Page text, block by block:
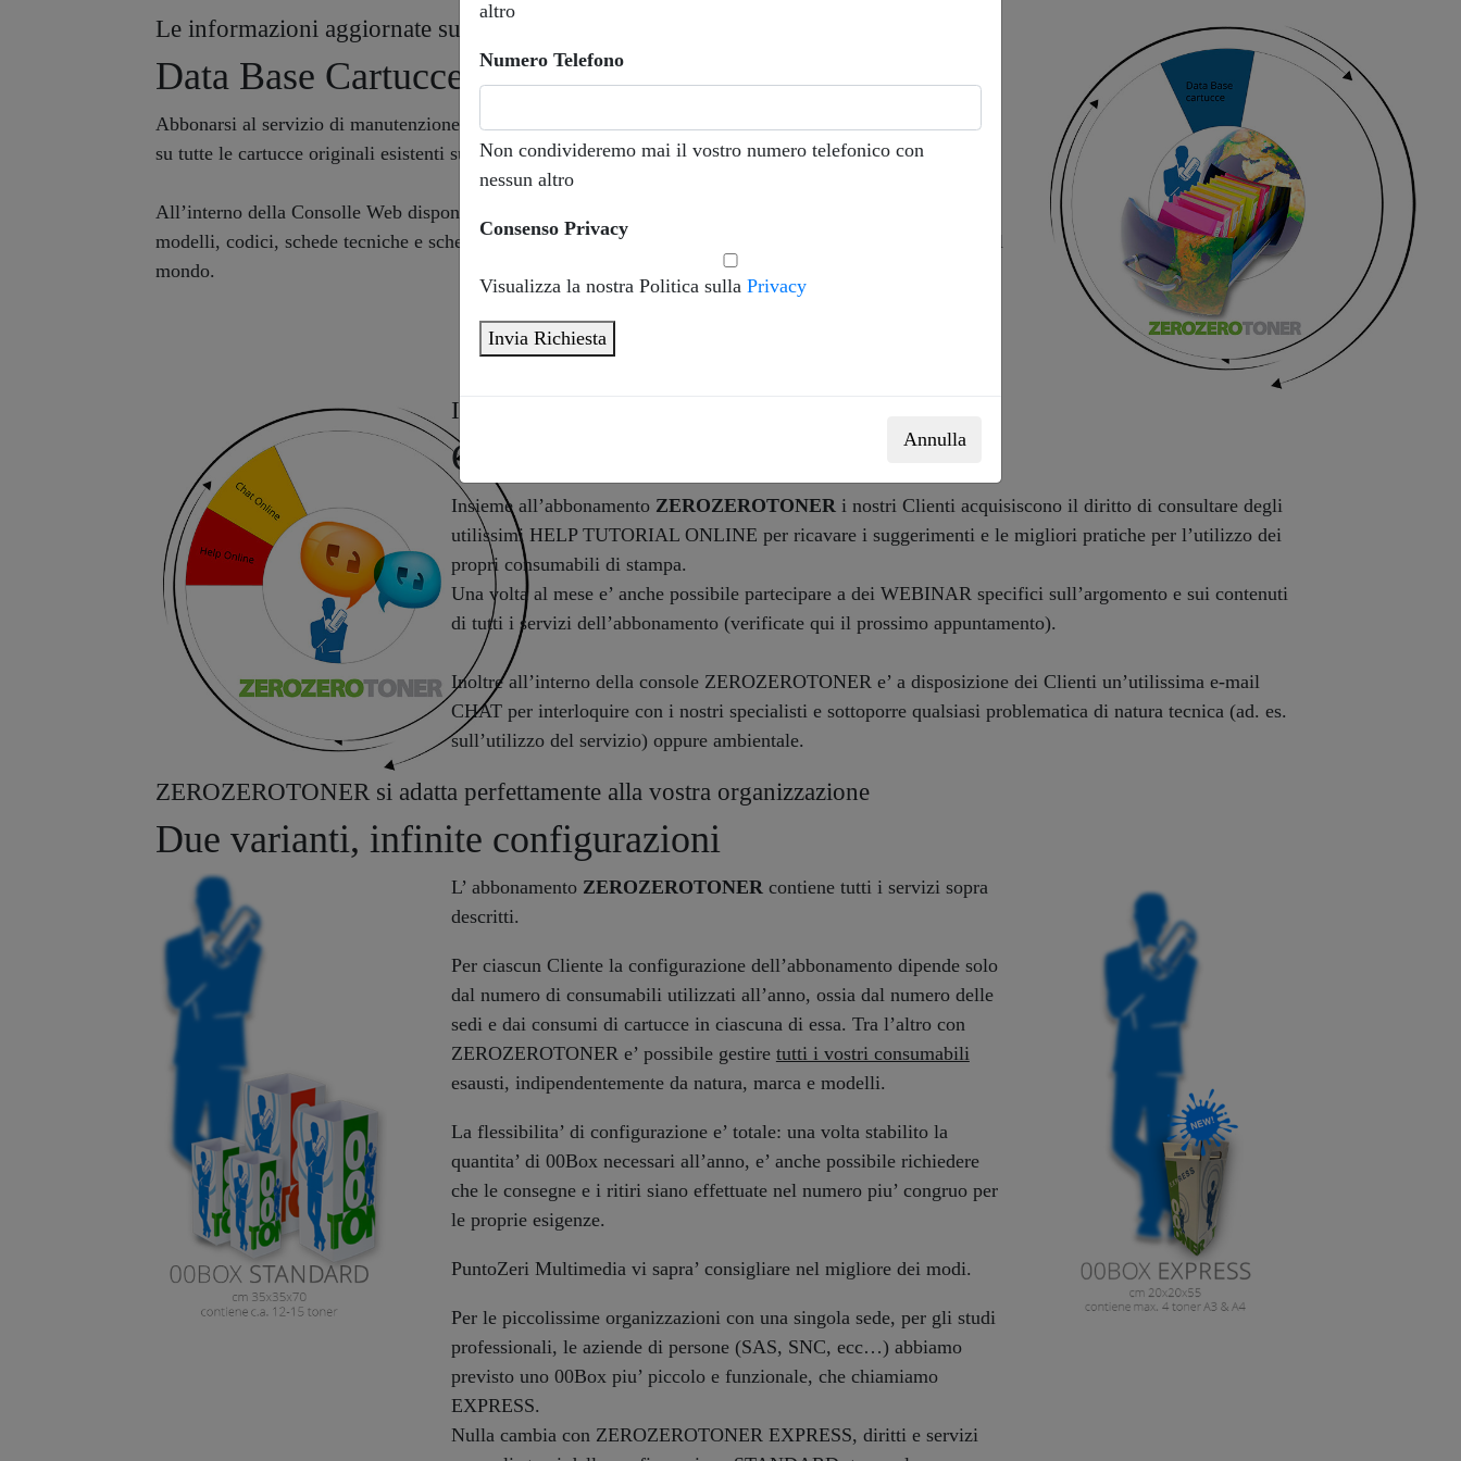
Le informazioni aggiornate su tutti i consumabili originali
Data Base Cartucce
Abbonarsi al servizio di manutenzione ZEROZEROTONER
significa anche potersi mantenere aggiornati
su tutte le cartucce originali esistenti sul mercato.
All’interno della Consolle Web disponibile per i Clienti un data base aggiornatissimo che contiene marche,
modelli, codici, schede tecniche e schede di sicurezza di tutti i consumabili
mondo.
Interazione online con i nostri specialisti
Chat e Help Online
Insieme all’abbonamento ZEROZEROTONER i nostri Clienti acquisiscono il diritto di consultare degli
utilissimi HELP TUTORIAL ONLINE per ricavare i suggerimenti e le migliori pratiche per l’utilizzo dei
propri consumabili di stampa.
Una volta al mese e’ anche possibile partecipare a dei WEBINAR specifici sull’argomento e sui contenuti
di tutti i servizi dell’abbonamento (verificate qui il prossimo appuntamento).
Inoltre all’interno della console ZEROZEROTONER e’ a disposizione dei Clienti un’utilissima e-mail
CHAT per interloquire con i nostri specialisti e sottoporre qualsiasi problematica di natura tecnica (ad. es.
sull’utilizzo del servizio) oppure ambientale.
ZEROZEROTONER si adatta perfettamente alla vostra organizzazione
Due varianti, infinite configurazioni
L’ abbonamento ZEROZEROTONER contiene tutti i servizi sopra
descritti.
Per ciascun Cliente la configurazione dell’abbonamento dipende solo
dal numero di consumabili utilizzati all’anno, ossia dal numero delle
sedi e dai consumi di cartucce in ciascuna di essa. Tra l’altro con
ZEROZEROTONER e’ possibile gestire tutti i vostri consumabili
esausti, indipendentemente da natura, marca e modelli.
La flessibilita’ di configurazione e’ totale: una volta stabilito la
quantita’ di 00Box necessari all’anno, e’ anche possibile richiedere
che le consegne e i ritiri siano effettuate nel numero piu’ congruo per
le proprie esigenze.
PuntoZeri Multimedia vi sapra’ consigliare nel migliore dei modi.
Per le piccolissime organizzazioni con una singola sede, per gli studi
professionali, le aziende di persone (SAS, SNC, ecc…) abbiamo
previsto uno 00Box piu’ piccolo e funzionale, che chiamiamo
EXPRESS.
Nulla cambia con ZEROZEROTONER EXPRESS, diritti e servizi
altro
Numero Telefono
Non condivideremo mai il vostro numero telefonico con
nessun altro
Consenso Privacy
Visualizza la nostra Politica sulla Privacy
Invia Richiesta
Annulla